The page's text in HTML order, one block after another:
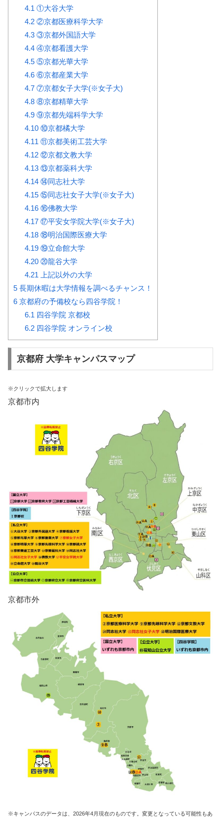
4.1 ①大谷大学
4.2②京都医療科学大学
4.3③京都外国語大学
4.4④京都看護大学
4.5⑤京都光華大学
4.6⑥京都産業大学
4.7⑦京都女子大学(※女子大)
4.8⑧京都精華大学
4.9⑨京都先端科学大学
4.10⑩京都橘大学
4.11 ⑪京都美術工芸大学
4.12⑫京都文教大学
4.13⑬京都薬科大学
4.14⑭同志社大学
4.15⑮同志社女子大学(※女子大)
4.16⑯佛教大学
4.17⑰平安女学院大学(※女子大)
4.18⑱明治国際医療大学
4.19⑲立命館大学
4.20⑳龍谷大学
4.21 上記以外の大学
5 長期休暇は大学情報を調べるチャンス！
6 京都府の予備校なら四谷学院！
6.1 四谷学院 京都校
6.2四谷学院 オンライン校
京都府 大学キャンパスマップ
※クリックで拡大します
京都市内
京都市外
※キャンパスのデータは、2026年4月現在のものです。変更となっている可能性もあ